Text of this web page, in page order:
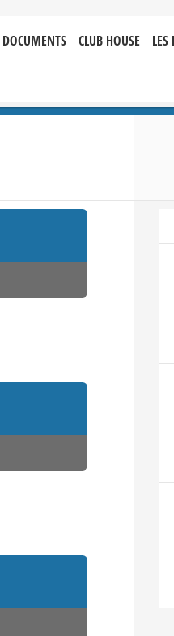
DOCUMENTS CLUB HOUSE